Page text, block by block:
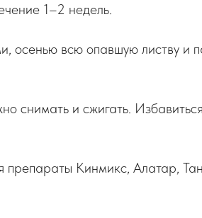
1–2 недель.
осенью всю опавшую листву и
снимать и сжигать.
препараты Кинмикс, Алатар,